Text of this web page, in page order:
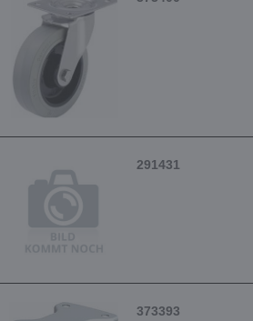
291431
373393